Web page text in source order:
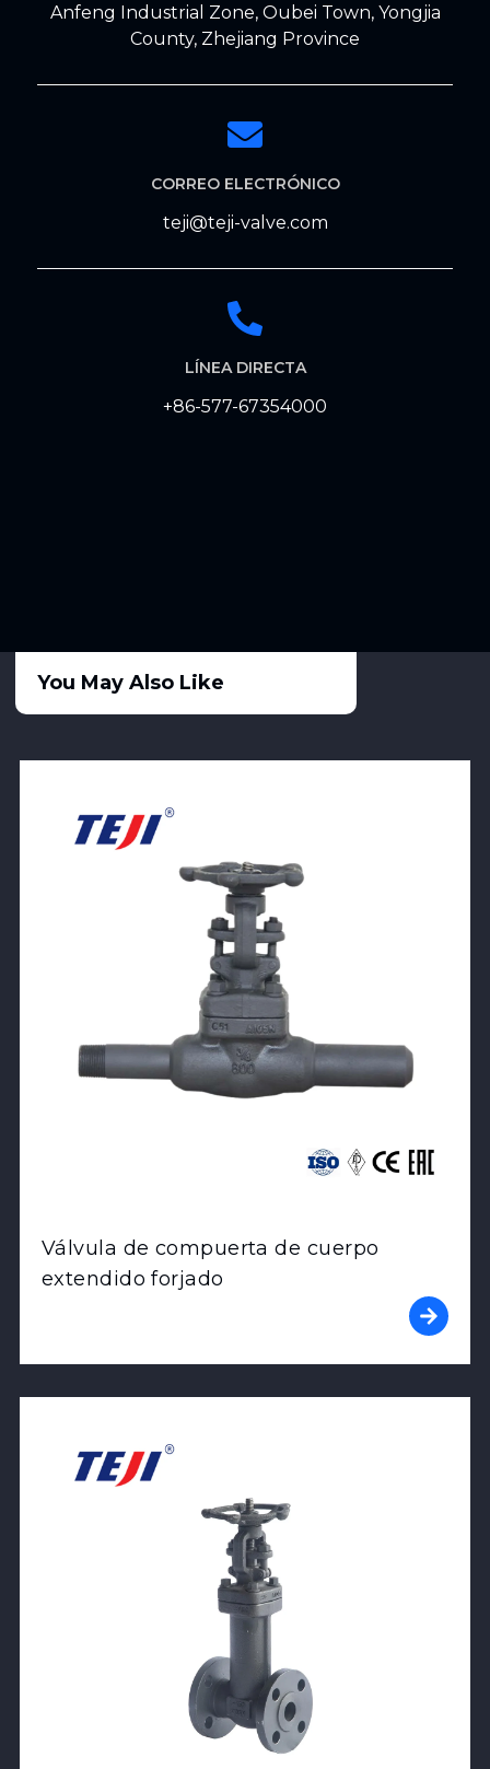
Anfeng Industrial Zone, Oubei Town, Yongjia
County, Zhejiang Province
CORREO ELECTRÓNICO
teji@teji-valve.com
LÍNEA DIRECTA
+86-577-67354000
You May Also Like
Válvula de compuerta de cuerpo
extendido forjado